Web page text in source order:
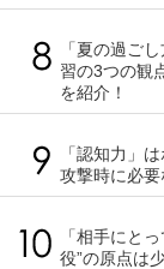
「夏の過ご
習の3つの観
を紹介！
「認知力」
攻撃時に必
「相手にと
役”の原点は